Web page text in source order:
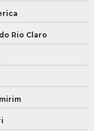
Rio Claro